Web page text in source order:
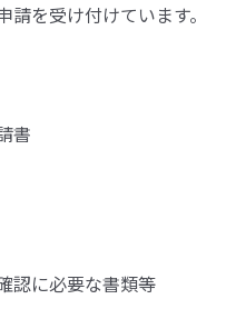
を受け付けています。
書
認に必要な書類等